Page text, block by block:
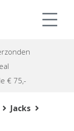
€ 75,-
Jacks